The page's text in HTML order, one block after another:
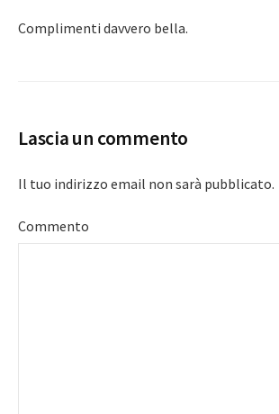
Complimenti davvero bella.
Lascia un commento
Il tuo indirizzo email non sarà pubblicato.
Commento